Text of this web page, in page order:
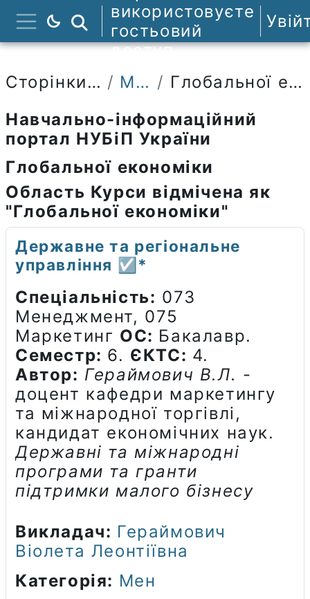
Перейти до головного вмісту
Бокова панель
Пошук курсів
використовуєте
гостьовий
доступ
Сторінки сайту Мітки
Глобальної економіки
Навчально-інформаційний
портал НУБіП України
Глобальної економіки
Область Курси відмічена як
"Глобальної економіки"
Державне та регіональне
управління ☑️*
Спеціальність: 073
Менеджмент, 075
Маркетинг ОС: Бакалавр.
Семестр: 6. ЄКТС: 4.
Автор: Гераймович В.Л. -
доцент кафедри маркетингу
та міжнародної торгівлі,
кандидат економічних наук.
Державні та міжнародні
програми та гранти
підтримки малого бізнесу
Викладач: Гераймович
Віолета Леонтіївна
Категорія: Мен